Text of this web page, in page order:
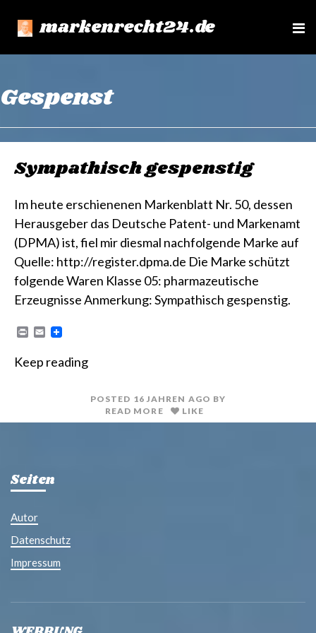
markenrecht24.de
e
Gespenst
Sympathisch gespenstig
Im heute erschienenen Markenblatt Nr. 50, dessen
Herausgeber das Deutsche Patent- und Markenamt
(DPMA) ist, fiel mir diesmal nachfolgende Marke auf
Quelle: http://register.dpma.de Die Marke schützt
folgende Waren Klasse 05: pharmazeutische
Erzeugnisse Anmerkung: Sympathisch gespenstig.
n
E
i
Keep reading
POSTED 16 JAHREN AGO BY
READ MORE
LIKE
Seiten
Autor
Datenschutz
Impressum